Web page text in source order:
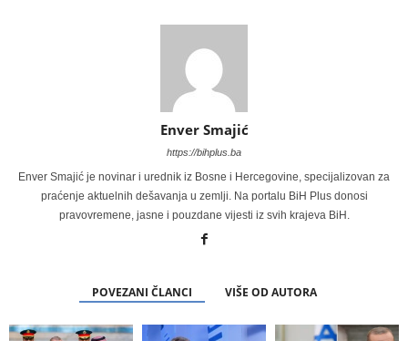
Enver Smajić
https://bihplus.ba
Enver Smajić je novinar i urednik iz Bosne i Hercegovine, specijalizovan za
praćenje aktuelnih dešavanja u zemlji. Na portalu BiH Plus donosi
pravovremene, jasne i pouzdane vijesti iz svih krajeva BiH.
POVEZANI ČLANCI VIŠE OD AUTORA